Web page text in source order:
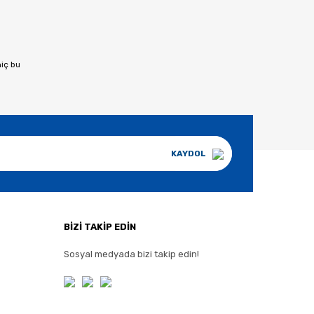
bu
KAYDOL
BİZİ TAKİP EDİN
Sosyal medyada bizi takip edin!